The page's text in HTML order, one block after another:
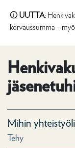
🛈 UUTTA:
korvaussumma –
Mihin
Tehy